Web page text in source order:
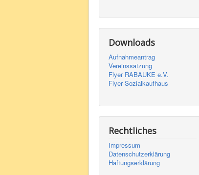
Downloads
Aufnahmeantrag
Vereinssatzung
Flyer RABAUKE e.V.
Flyer Sozialkaufhaus
Rechtliches
Impressum
Datenschutzerklärung
Haftungserklärung